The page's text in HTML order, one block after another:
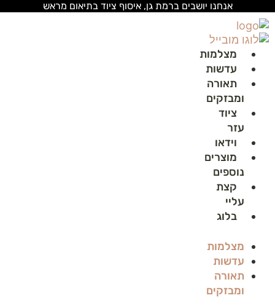
לתוכן
אנחנו יושבים ברמת גן, איסוף ציוד בתיאום מראש
מצלמות
עדשות
תאורה
ומבזקים
ציוד
עזר
וידאו
מוצרים
נוספים
קצת
עליי
בלוג
מצלמות
עדשות
תאורה
ומבזקים